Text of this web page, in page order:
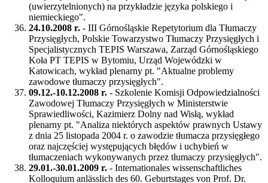
(uwierzytelnionych) na przykładzie języka polskiego i
niemieckiego".
24.10.2008 r. - III Górnośląskie Repetytorium dla Tłumaczy
Przysięgłych, Polskie Towarzystwo Tłumaczy Przysięgłych i
Specjalistycznych TEPIS Warszawa, Zarząd Górnośląskiego
Koła PT TEPIS w Bytomiu, Urząd Wojewódzki w
Katowicach, wykład plenarny pt. "Aktualne problemy
zawodowe tłumaczy przysięgłych".
09.12.-10.12.2008 r. - Szkolenie Komisji Odpowiedzialności
Zawodowej Tłumaczy Przysięgłych w Ministerstwie
Sprawiedliwości, Kazimierz Dolny nad Wisłą, wykład
plenarny pt. "Analiza niektórych aspektów prawnych Ustawy
z dnia 25 listopada 2004 r. o zawodzie tłumacza przysięgłego
oraz najczęściej występujących błędów i uchybień w
tłumaczeniach wykonywanych przez tłumaczy przysięgłych".
29.01.-30.01.2009 r. - Internationales wissenschaftliches
Kolloquium anlässlich des 60. Geburtstages von Prof. Dr.